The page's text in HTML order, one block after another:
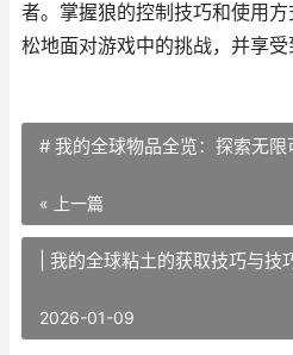
者。掌握狼的控制技巧和使用
松地面对游戏中的挑战，并享受
# 我的全球物品全览：探索无限
« 上一篇
| 我的全球粘土的获取技巧与技
2026-01-09